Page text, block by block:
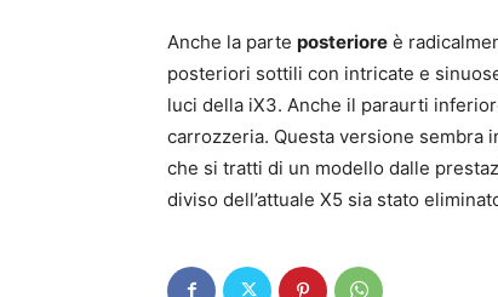
Anche la parte posteriore è
posteriori sottili con intricate e
luci della iX3. Anche il paraurti
carrozzeria. Questa versione sembra
che si tratti di un modello dalle
diviso dell’attuale X5 sia stato